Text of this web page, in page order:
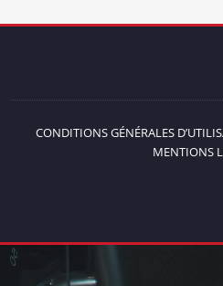
CONDITIONS GÉNÉRALES
MENTIONS